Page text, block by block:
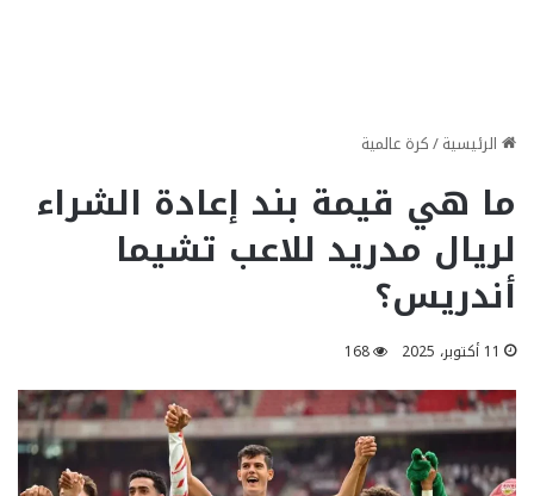
الرئيسية/كرة عالمية
ما هي قيمة بند إعادة الشراء
لريال مدريد للاعب تشيما
أندريس؟
11 أكتوبر، 2025 168